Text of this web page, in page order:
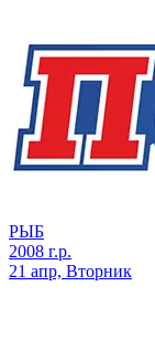
РЫБ
2008 г.р.
21 апр, Вторник